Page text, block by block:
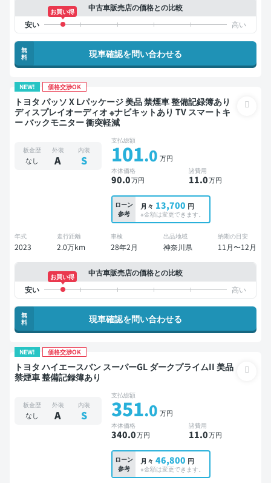
中古車販売店の価格との比較
お買い得
無
料
現車確認を問い合わせる
NEW! 価格交渉OK
トヨタ パッソ X Lパッケージ 美品 禁煙車 整備記録簿あり
ディスプレイオーディオ ※ナビキットあり TV スマートキ
ー バックモニター 衝突軽減
板金歴
なし
外装
A
内装
S
支払総額
101.0 万円
本体価格
90.0万円
諸費用
11.0万円
ローン
参考
月々 13,700 円
※金額は変更できます。
年式
2023
走行距離
2.0万km
車検
28年2月
出品地域
神奈川県
納期の目安
11月〜12月
中古車販売店の価格との比較
お買い得
無
料
現車確認を問い合わせる
NEW! 価格交渉OK
トヨタ ハイエースバン スーパーGL ダークプライムII 美品
禁煙車 整備記録簿あり
板金歴
なし
外装
A
内装
S
支払総額
351.0 万円
本体価格
340.0万円
諸費用
11.0万円
ローン
参考
月々 46,800 円
※金額は変更できます。